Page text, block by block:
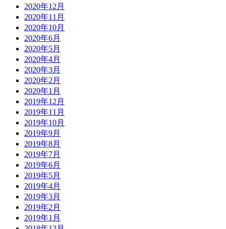
2020年12月
2020年11月
2020年10月
2020年6月
2020年5月
2020年4月
2020年3月
2020年2月
2020年1月
2019年12月
2019年11月
2019年10月
2019年9月
2019年8月
2019年7月
2019年6月
2019年5月
2019年4月
2019年3月
2019年2月
2019年1月